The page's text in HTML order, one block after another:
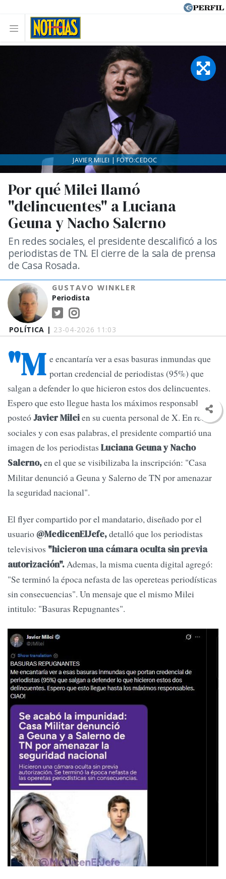
POLÍTICA | 23-04-2026 11:03
Por qué Milei llamó
"delincuentes" a Luciana
Geuna y Nacho Salerno
En redes sociales, el presidente descalificó a los
periodistas de TN. El cierre de la sala de prensa
de Casa Rosada.
GUSTAVO WINKLER
Periodista
JAVIER MILEI | FOTO:CEDOC
"M e encantaría ver a esas basuras inmundas que
portan credencial de periodistas (95%) que
salgan a defender lo que hicieron estos dos delincuentes.
Espero que esto llegue hasta los máximos responsables",
posteóJavier Mileien su cuenta personal de X. En redes
sociales y con esas palabras, el presidente compartió una
imagen de los periodistas Luciana Geuna y Nacho
Salerno,en el que se visibilizaba la inscripción: "Casa
Militar denunció a Geuna y Salerno de TN por amenazar
la seguridad nacional".
El flyer compartido por el mandatario, diseñado por el
usuario@MedicenElJefe,detalló que los periodistas
televisivos "hicieron una cámara oculta sin previa
autorización".Ademas, la misma cuenta digital agregó:
"Se terminó la época nefasta de las opereteas periodísticas
sin consecuencias". Un mensaje que el mismo Milei
intitulo: "Basuras Repugnantes".